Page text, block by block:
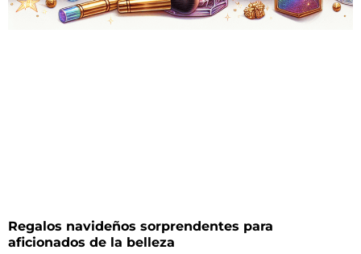
Regalos navideños sorprendentes para
aficionados de la belleza